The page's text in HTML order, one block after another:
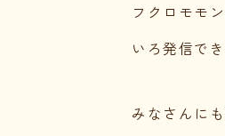
フクロモモ
いろ発信で
みなさんに